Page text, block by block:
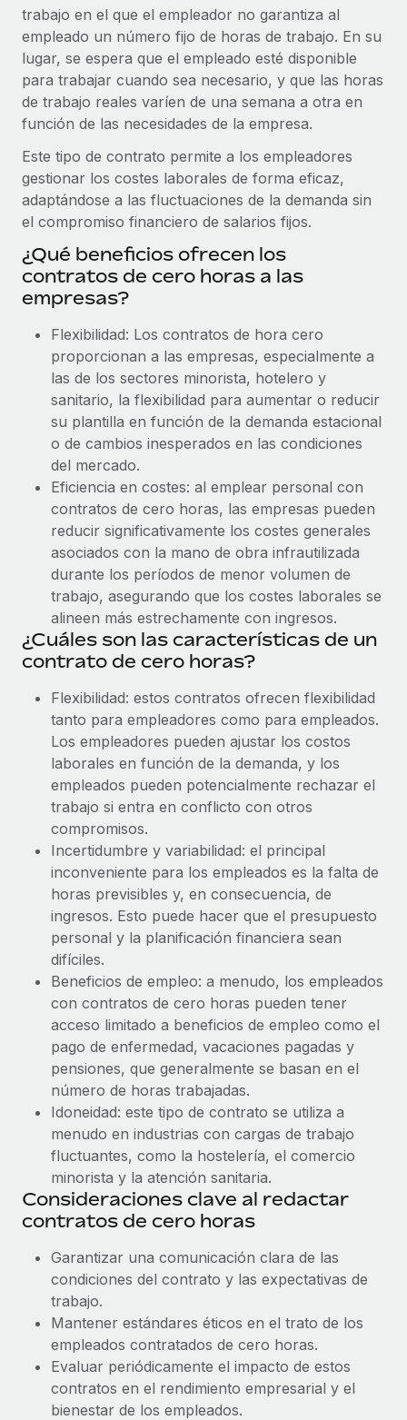
Contractor Management
Integra y gestiona a autónomos globalmente.
PEO
Externaliza tareas laborales complejas.
INFRAESTRUCTURA
Conexión Remote
Integra los RR. HH. en tus flujos de trabajo sin
Plataforma
Funciones esenciales de RR. HH. integradas para tu
Conectar Nuevo
Conecta cualquier herramienta de IA con Remote
mediante nuestro MCP.
Integraciones
Optimiza los procesos con herramientas empresariales
esenciales.
SERVICIOS
Pregunta a un experto
Obtén ayuda de gente experta en RR. HH. globales
y cumplimiento normativo.
Comprobaciones de antecedentes
Cumplimiento normativo
Adelántate a los riesgos de cumplimiento
normativo.
Gestión de dispositivos
Proporciona dispositivos tecnológicos y contrólalos
en todo el mundo.
Apertura de entidades
Abre entidades conforme a la legalidad enseguida.
Movilidad y reubicación
Reubica a los empleados con facilidad.
Prestaciones
Gestiona las prestaciones de los empleados sin
complicaciones.
Compáranos con otras empresas.
ETAPAS DE CRECIMIENTO
Startups
Soluciones ágiles de RR. HH. globales y nóminas para
Mediana empresa
Amplía tu equipo con soluciones de RR. HH.
personalizadas.
Empresa
RR. HH. globales para grandes empresas.
Socios tecnológicos estratégicos
Integra la gestión de los RR. HH. globales en tu
plataforma de forma flexible.
Remote Build Próximamente
Consultoría de integraciones y automatización con IA.
CASOS PRÁCTICOS
Colaboración estratégica de Reverse Tech con
Remote para gestionar a autónomos y las
Reverse Tech en resumen La startup de salud y bienestar
Reverse Tech se asoció con Remote para...
Más información
Cómo el personal de Weaviate, empresa
pionera en IA, ha crecido un 120 % con Remote
Weaviate en resumen Weaviate crea infraestructuras de
código abierto basadas en la inteligencia...
Más información
Calculadora de pagos a autónomos
Descubre opciones de divisas y tiempos de pago para
autónomos globales.
Guías y recursos
Casos prácticos
Listas de verificación y plantillas
Webinarios
Eventos
Sala de prensa
Información sobre salarios y talento
Centro de información
Obtén ayuda
Consulta todos los recursos
BLOG
Nómina global
EOR y PEO
Contractor Management
Impuestos
Explora el blog
BLOG
Novedades de producto de Remote:
Integraciones con Gusto y Xero y Contractor
Management Plus
La misión de Remote sigue siendo ayudar a empresas de
todos los tamaños a contratar, gestionar y...
Más información
Pento se convierte en un empleador equitativo
con Remote
Gestionar las nóminas internamente es complicado. Tardas
semanas en hacerlo manualmente y, al mes...
Más información
Nederlands
Français
Deutsch
Español
Italiano
Português (Portugal)
日本語
한국어
中文（简体）
Iniciar sesión
trabajo en el que el empleador no garantiza al
empleado un número fijo de horas de trabajo. En su
lugar, se espera que el empleado esté disponible
para trabajar cuando sea necesario, y que las horas
de trabajo reales varíen de una semana a otra en
función de las necesidades de la empresa.
Este tipo de contrato permite a los empleadores
gestionar los costes laborales de forma eficaz,
adaptándose a las fluctuaciones de la demanda sin
el compromiso financiero de salarios fijos.
¿Qué beneficios ofrecen los
contratos de cero horas a las
empresas?
Flexibilidad: Los contratos de hora cero
proporcionan a las empresas, especialmente a
las de los sectores minorista, hotelero y
sanitario, la flexibilidad para aumentar o reducir
su plantilla en función de la demanda estacional
o de cambios inesperados en las condiciones
del mercado.
Eficiencia en costes: al emplear personal con
contratos de cero horas, las empresas pueden
reducir significativamente los costes generales
asociados con la mano de obra infrautilizada
durante los períodos de menor volumen de
trabajo, asegurando que los costes laborales se
alineen más estrechamente con ingresos.
¿Cuáles son las características de un
contrato de cero horas?
Flexibilidad: estos contratos ofrecen flexibilidad
tanto para empleadores como para empleados.
Los empleadores pueden ajustar los costos
laborales en función de la demanda, y los
empleados pueden potencialmente rechazar el
trabajo si entra en conflicto con otros
compromisos.
Incertidumbre y variabilidad: el principal
inconveniente para los empleados es la falta de
horas previsibles y, en consecuencia, de
ingresos. Esto puede hacer que el presupuesto
personal y la planificación financiera sean
difíciles.
Beneficios de empleo: a menudo, los empleados
con contratos de cero horas pueden tener
acceso limitado a beneficios de empleo como el
pago de enfermedad, vacaciones pagadas y
pensiones, que generalmente se basan en el
número de horas trabajadas.
Idoneidad: este tipo de contrato se utiliza a
menudo en industrias con cargas de trabajo
fluctuantes, como la hostelería, el comercio
minorista y la atención sanitaria.
Consideraciones clave al redactar
contratos de cero horas
Garantizar una comunicación clara de las
condiciones del contrato y las expectativas de
trabajo.
Mantener estándares éticos en el trato de los
empleados contratados de cero horas.
Evaluar periódicamente el impacto de estos
contratos en el rendimiento empresarial y el
bienestar de los empleados.